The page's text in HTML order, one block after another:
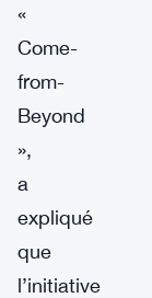
«
Come-
from-
Beyond
»,
a
expliqué
que
l’initiative